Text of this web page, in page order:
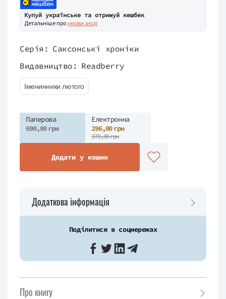
Купуй українське та отримуй кешбек
Детальніше проумови акції
Серія: Саксонські хроніки
Видавництво: Readberry
Іменинники лютого
Паперова
690,00 грн
Електронна
296,00 грн
370,00 грн
Додати у кошик
Додаткова інформація
Поділитися в соцмережах
Про книгу